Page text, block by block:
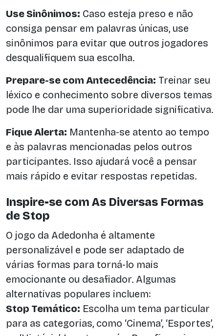
Use Sinônimos: Caso esteja preso e não
consiga pensar em palavras únicas, use
sinônimos para evitar que outros jogadores
desqualifiquem sua escolha.
Prepare-se com Antecedência: Treinar seu
léxico e conhecimento sobre diversos temas
pode lhe dar uma superioridade significativa.
Fique Alerta: Mantenha-se atento ao tempo
e às palavras mencionadas pelos outros
participantes. Isso ajudará você a pensar
mais rápido e evitar respostas repetidas.
Inspire-se com As Diversas Formas
de Stop
O jogo da Adedonha é altamente
personalizável e pode ser adaptado de
várias formas para torná-lo mais
emocionante ou desafiador. Algumas
alternativas populares incluem:
Stop Temático: Escolha um tema particular
para as categorias, como ‘Cinema’, ‘Esportes’,